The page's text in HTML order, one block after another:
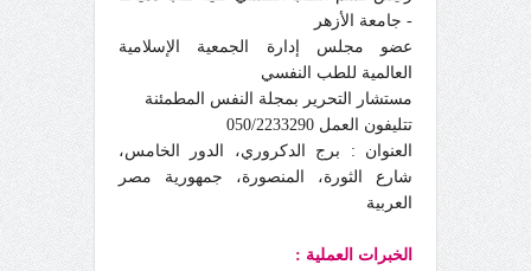
- جامعة الأزهر
عضو مجلس إدارة الجمعية الإسلامية
العالمية للطب النفسي
مستشار التحرير بمجلة النفس المطمئنة
تتليفون العمل 050/2233290
العنوان : برج الدكروري، الدور الخامس،
شارع الثورة، المنصورة، جمهورية مصر
العربية
الخبرات العملية :